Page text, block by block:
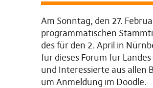
Am Sonntag, den 27.
programmatischen
des für den 2. April in
für dieses Forum für
und Interessierte aus allen
um Anmeldung im Doodle.